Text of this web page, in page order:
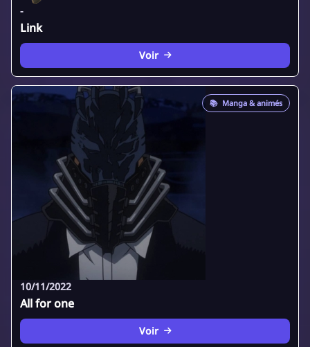
-
Link
Voir
📚 Manga & animés
10/11/2022
All for one
Voir